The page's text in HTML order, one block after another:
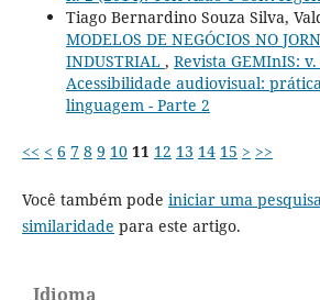
Tiago Bernardino Souza Silva,
MODELOS DE NEGÓCIOS NO
INDUSTRIAL , Revista GEMInIS:
Acessibilidade audiovisual:
linguagem - Parte 2
<< < 6 7 8 9 10 11 12 13 14 15 > >>
Você também pode iniciar uma
similaridade para este artigo.
Idioma